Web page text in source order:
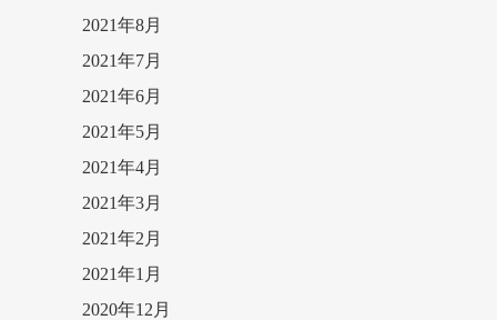
2021年8月
2021年7月
2021年6月
2021年5月
2021年4月
2021年3月
2021年2月
2021年1月
2020年12月